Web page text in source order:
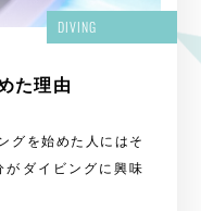
DIVING
た理由
グを始めた人にはそ
ダイビングに興味